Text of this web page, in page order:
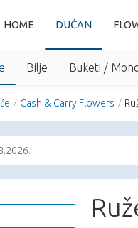
HOME DUĆAN
Bilje Buketi /
Cash & Carry Flowers